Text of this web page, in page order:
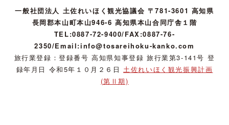
一般社団法人 土佐れいほく観光協議会 〒781-3601 高知県
長岡郡本山町本山946-6 高知県本山合同庁舎１階
TEL:0887-72-9400/FAX:0887-76-
2350/Email:info@tosareihoku-kanko.com
旅行業登録：登録番号 高知県知事登録 旅行業第3-141号 登
録年月日 令和5年１０月２６日土佐れいほく観光振興計画
(第Ⅱ期)